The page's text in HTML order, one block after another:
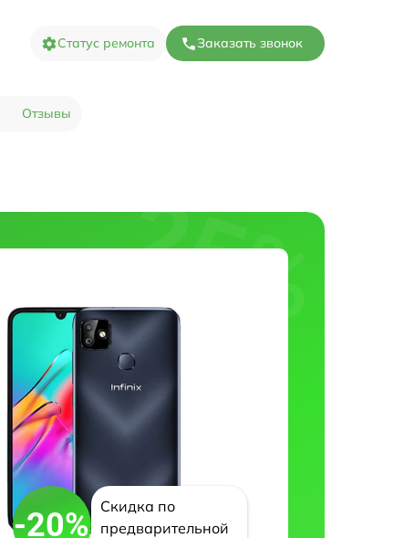
Статус ремонта Заказать звонок
Отзывы
-20%
Скидка по
предварительной